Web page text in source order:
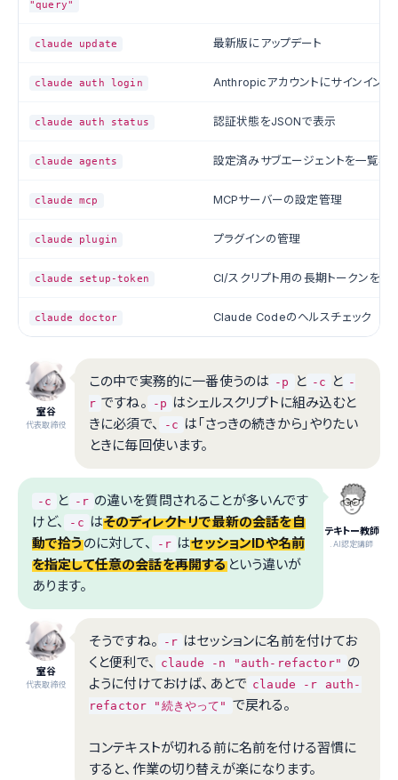
"query"
claude update 最新版にアップデート
claude auth login Anthropicアカウントにサインイン
claude auth status 認証状態をJSONで表示
claude agents 設定済みサブエージェントを一覧表
claude mcp MCPサーバーの設定管理
claude plugin プラグインの管理
claude setup-token CI/スクリプト用の長期トークンを生
claude doctor Claude Codeのヘルスチェック
室谷
代表取締役
この中で実務的に一番使うのは -p と -c と -
r ですね。 -p はシェルスクリプトに組み込むと
きに必須で、
-c は「さっきの続きから」やりたい
ときに毎回使います。
テキトー教師
.AI認定講師
-c と -r の違いを質問されることが多いんです
けど、
-c はそのディレクトリで最新の会話を自
動で拾うのに対して、 -r はセッションIDや名前
を指定して任意の会話を再開するという違いが
あります。
室谷
代表取締役
そうですね。 -r はセッションに名前を付けてお
くと便利で、
claude -n "auth-refactor" の
ように付けておけば、あとで claude -r auth-
refactor "続きやって" で戻れる。
コンテキストが切れる前に名前を付ける習慣に
すると、作業の切り替えが楽になります。